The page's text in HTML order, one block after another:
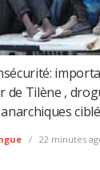
de Tilène ,
22 minutes